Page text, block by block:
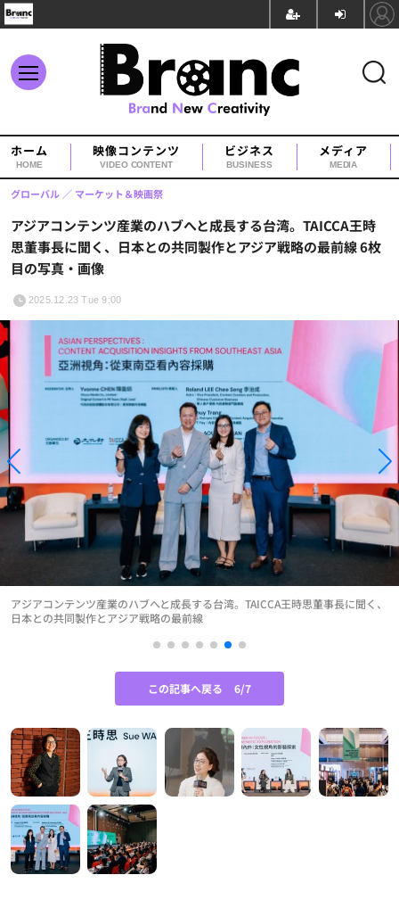
ホーム
HOME
映像コンテンツ
VIDEO CONTENT
ビジネス
BUSINESS
メディア
MEDIA
アジアコンテンツ産業のハブへと成長する台湾。TAICCA王時
思董事長に聞く、日本との共同製作とアジア戦略の最前線 6枚
目の写真・画像
グローバル マーケット＆映画祭
2025.12.23 Tue 9:00
アジアコンテンツ産業のハブへと成長する台湾。TAICCA王時思董事長に聞く、
日本との共同製作とアジア戦略の最前線
この記事へ戻る 6/7